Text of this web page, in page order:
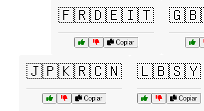
🇫🇷🇩🇪🇮🇹
Copiar
🇯🇵🇰🇷🇨🇳
Copiar
🇱🇧🇸🇾
Copiar